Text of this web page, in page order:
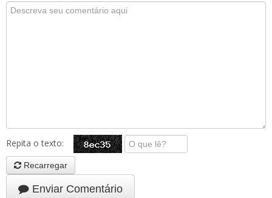
Repita o texto:
Recarregar
Enviar Comentário